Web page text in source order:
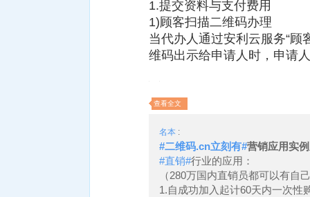
1.提交资料与支付费用
1)顾客扫描二维码办理
当代办人通过安利云服务“顾
维码出示给申请人时，申请
查看全文
名本 :
#二维码.cn立刻有#营销应用实
#直销#行业的应用：
（280万国内直销员都可以有自
1.自成功加入起计60天内一次性